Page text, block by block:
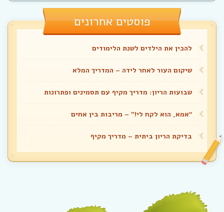
פוסטים אחרונים
להכין את הילדים לשנת הלימודים
שיקום העור לאחר לידה – המדריך המלא
שבועות הריון: מדריך מקיף עם תסמינים ופתרונות
“אמא, הוא לקח לי!” – מריבות בין אחים
בדיקת הריון ביתית – מדריך מקיף